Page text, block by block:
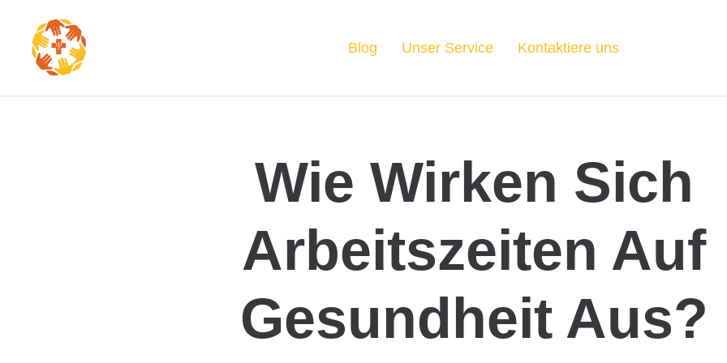
Blog Unser Service Kontaktiere uns
Wie Wirken Sich
Arbeitszeiten Auf
Gesundheit Aus?